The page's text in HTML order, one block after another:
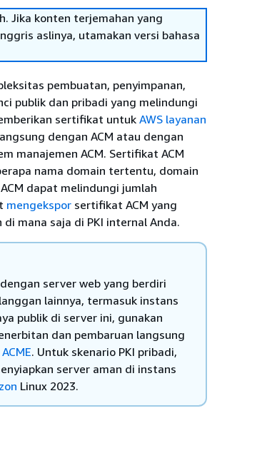
Jika konten terjemahan yang
aslinya, utamakan versi bahasa
pembuatan, penyimpanan,
publik dan pribadi yang melindungi
sertifikat untuk AWS layanan
dengan ACM atau dengan
manajemen ACM. Sertifikat ACM
nama domain tertentu, domain
dapat melindungi jumlah
mengekspor sertifikat ACM yang
mana saja di PKI internal Anda.
server web yang berdiri
lainnya, termasuk instans
publik di server ini, gunakan
dan pembaruan langsung
. Untuk skenario PKI pribadi,
server aman di instans
Linux 2023.